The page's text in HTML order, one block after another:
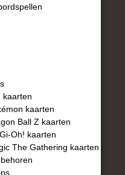
kaarten
kaarten
Ball Z kaarten
Oh! kaarten
The Gathering kaarten